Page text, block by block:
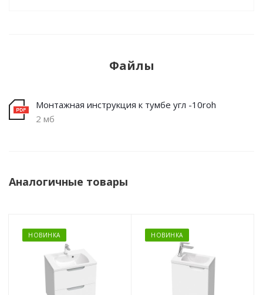
Файлы
Монтажная инструкция к тумбе угл -10roh
2 мб
Аналогичные товары
НОВИНКА НОВИНКА